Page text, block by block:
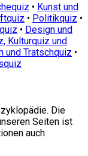
• Kunst und
• Politikquiz •
• Design und
Kulturquiz und
und Tratschquiz •
Die
Seiten ist
auch